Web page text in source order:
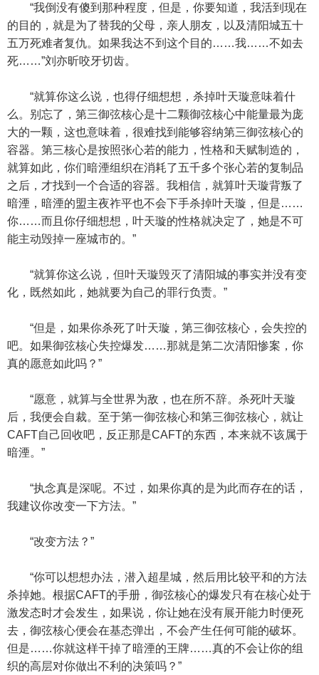
“我倒没有傻到那种程度，但是，你要知道，我活到现在
的目的，就是为了替我的父母，亲人朋友，以及清阳城五十
五万死难者复仇。如果我达不到这个目的……我……不如去
死……”刘亦昕咬牙切齿。
“就算你这么说，也得仔细想想，杀掉叶天璇意味着什
么。别忘了，第三御弦核心是十二颗御弦核心中能量最为庞
大的一颗，这也意味着，很难找到能够容纳第三御弦核心的
容器。第三核心是按照张心若的能力，性格和天赋制造的，
就算如此，你们暗湮组织在消耗了五千多个张心若的复制品
之后，才找到一个合适的容器。我相信，就算叶天璇背叛了
暗湮，暗湮的盟主夜祚平也不会下手杀掉叶天璇，但是……
你……而且你仔细想想，叶天璇的性格就决定了，她是不可
能主动毁掉一座城市的。”
“就算你这么说，但叶天璇毁灭了清阳城的事实并没有变
化，既然如此，她就要为自己的罪行负责。”
“但是，如果你杀死了叶天璇，第三御弦核心，会失控的
吧。如果御弦核心失控爆发……那就是第二次清阳惨案，你
真的愿意如此吗？”
“愿意，就算与全世界为敌，也在所不辞。杀死叶天璇
后，我便会自裁。至于第一御弦核心和第三御弦核心，就让
CAFT自己回收吧，反正那是CAFT的东西，本来就不该属于
暗湮。”
“执念真是深呢。不过，如果你真的是为此而存在的话，
我建议你改变一下方法。”
“改变方法？”
“你可以想想办法，潜入超星城，然后用比较平和的方法
杀掉她。根据CAFT的手册，御弦核心的爆发只有在核心处于
激发态时才会发生，如果说，你让她在没有展开能力时便死
去，御弦核心便会在基态弹出，不会产生任何可能的破坏。
但是……你就这样干掉了暗湮的王牌……真的不会让你的组
织的高层对你做出不利的决策吗？”